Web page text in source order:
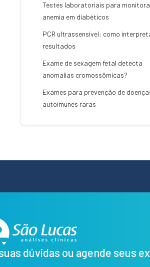
Testes laboratoriais para
anemia em diabéticos
PCR ultrassensível: como
resultados
Exame de sexagem fetal detecta
anomalias cromossômicas?
Exames para prevenção de
autoimunes raras
dúvidas ou agende seus